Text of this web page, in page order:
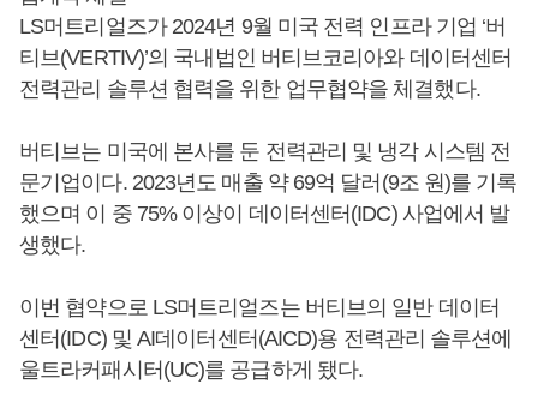
LS머트리얼즈가 2024년 9월 미국 전력 인프라 기업 ‘버
티브(VERTIV)’의 국내법인 버티브코리아와 데이터센터
전력관리 솔루션 협력을 위한 업무협약을 체결했다.
버티브는 미국에 본사를 둔 전력관리 및 냉각 시스템 전
문기업이다. 2023년도 매출 약 69억 달러(9조 원)를 기록
했으며 이 중 75% 이상이 데이터센터(IDC) 사업에서 발
생했다.
이번 협약으로 LS머트리얼즈는 버티브의 일반 데이터
센터(IDC) 및 AI데이터센터(AICD)용 전력관리 솔루션에
울트라커패시터(UC)를 공급하게 됐다.